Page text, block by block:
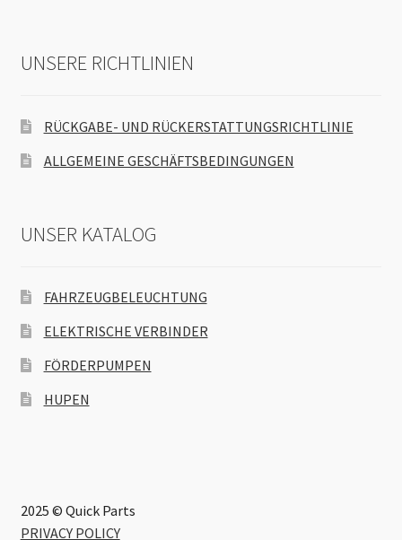
UNSERE RICHTLINIEN
RÜCKGABE- UND RÜCKERSTATTUNGSRICHTLINIE
ALLGEMEINE GESCHÄFTSBEDINGUNGEN
UNSER KATALOG
FAHRZEUGBELEUCHTUNG
ELEKTRISCHE VERBINDER
FÖRDERPUMPEN
HUPEN
2025 © Quick Parts
PRIVACY POLICY